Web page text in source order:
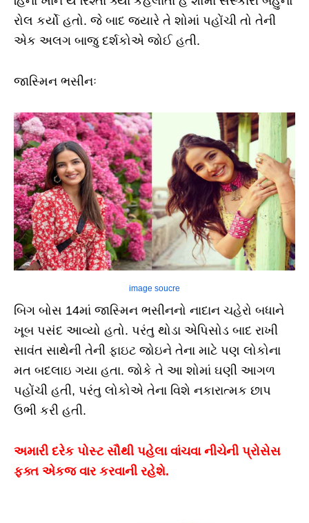
રોલ કર્યો હતો. જે બાદ જ્યારે તે શોમાં પહોંચી તો તેની
એક અલગ બાજુ દર્શકોએ જોઈ હતી.
જાસ્મિન ભસીનઃ
image soucre
બિગ બોસ 14માં જાસ્મિન ભસીનનો નાદાન ચહેરો બધાને
ખૂબ પસંદ આવ્યો હતો. પરંતુ થોડા એપિસોડ બાદ રાખી
સાવંત સાથેની તેની ફાઇટ જોઇને તેના માટે પણ લોકોના
મત બદલાઇ ગયા હતા. જોકે તે આ શોમાં ઘણી આગળ
પહોંચી હતી, પરંતુ લોકોએ તેના વિશે નકારાત્મક છાપ
ઉભી કરી હતી.
અમારી દરેક પોસ્ટ સૌથી પહેલા વાંચવા નીચેની પ્રોસેસ
ફક્ત એકજ વાર કરવાની રહેશે.